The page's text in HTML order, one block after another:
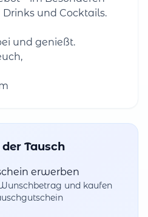
und Cocktails.
und genießt.
Tausch
erwerben
und kaufen